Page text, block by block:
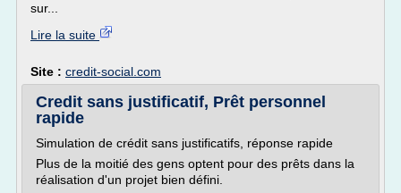
sur...
Lire la suite
Site : credit-social.com
Credit sans justificatif, Prêt personnel
rapide
Simulation de crédit sans justificatifs, réponse rapide
Plus de la moitié des gens optent pour des prêts dans la
réalisation d'un projet bien défini.